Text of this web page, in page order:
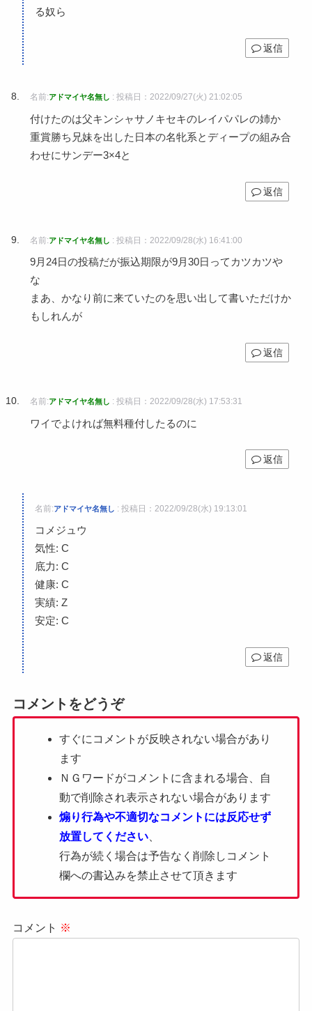
る奴ら
返信
名前:アドマイヤ名無し : 投稿日：2022/09/27(火) 21:02:05
付けたのは父キンシャサノキセキのレイパパレの姉か
重賞勝ち兄妹を出した日本の名牝系とディープの組み合
わせにサンデー3×4と
返信
名前:アドマイヤ名無し : 投稿日：2022/09/28(水) 16:41:00
9月24日の投稿だが振込期限が9月30日ってカツカツや
な
まあ、かなり前に来ていたのを思い出して書いただけか
もしれんが
返信
名前:アドマイヤ名無し : 投稿日：2022/09/28(水) 17:53:31
ワイでよければ無料種付したるのに
返信
名前:アドマイヤ名無し : 投稿日：2022/09/28(水) 19:13:01
コメジュウ
気性: C
底力: C
健康: C
実績: Z
安定: C
返信
コメントをどうぞ
すぐにコメントが反映されない場合があり
ます
ＮＧワードがコメントに含まれる場合、自
動で削除され表示されない場合があります
煽り行為や不適切なコメントには反応せず
放置してください
行為が続く場合は予告なく削除しコメント
欄への書込みを禁止させて頂きます
コメント ※